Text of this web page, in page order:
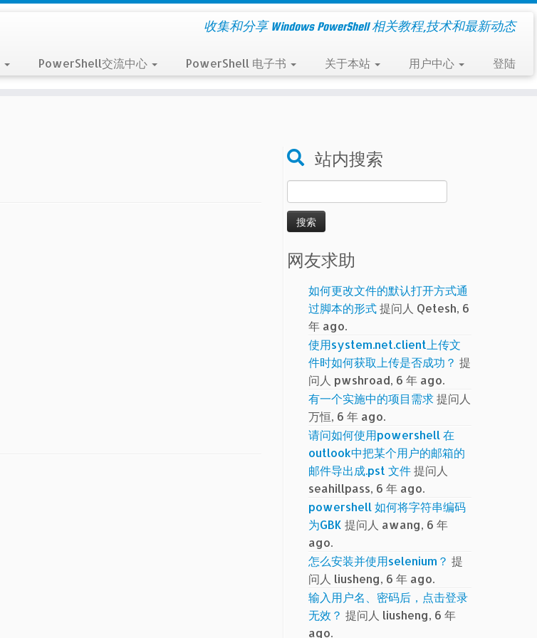
收集和分享 Windows PowerShell 相关教程,技术和最新动态
PowerShell交流中心 PowerShell 电子书 关于本站 用户中心 登陆
站内搜索
索：
网友求助
如何更改文件的默认打开方式通
过脚本的形式提问人 Qetesh, 6
年 ago.
使用system.net.client上传文
件时如何获取上传是否成功？ 提
问人 pwshroad, 6 年 ago.
有一个实施中的项目需求提问人
万恒, 6 年 ago.
请问如何使用powershell 在
outlook中把某个用户的邮箱的
邮件导出成.pst 文件提问人
seahillpass, 6 年 ago.
powershell 如何将字符串编码
为GBK 提问人 awang, 6 年
ago.
怎么安装并使用selenium？ 提
问人 liusheng, 6 年 ago.
输入用户名、密码后，点击登录
无效？ 提问人 liusheng, 6 年
ago.